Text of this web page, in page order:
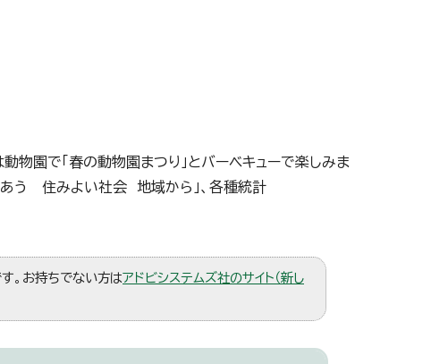
園で「春の動物園まつり」とバーベキューで楽しみま
あう 住みよい社会 地域から」、各種統計
。お持ちでない方はアドビシステムズ社のサイト（新し